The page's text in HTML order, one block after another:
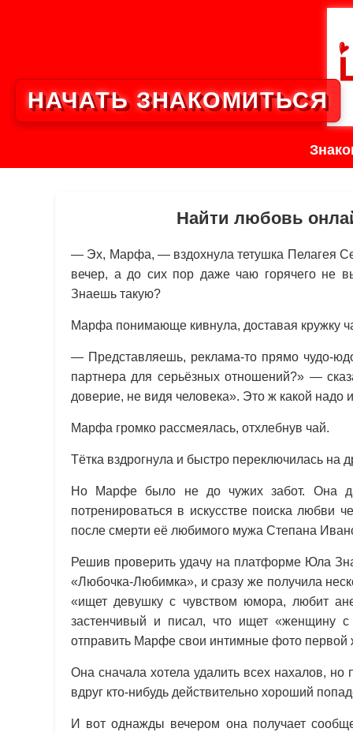
Найти любовь
— Эх, Марфа, — вздохнула тетушка Пелагея
вечер, а до сих пор даже чаю горячего не
Знаешь такую?
Марфа понимающе кивнула, доставая кружку
— Представляешь, реклама-то прямо чудо-
партнера для серьёзных отношений?» —
доверие, не видя человека». Это ж какой надо
Марфа громко рассмеялась, отхлебнув чай.
Тётка вздрогнула и быстро переключилась на
Но Марфе было не до чужих забот. Она
потренироваться в искусстве поиска любви
после смерти её любимого мужа Степана
Решив проверить удачу на платформе Юла
«Любочка-Любимка», и сразу же получила
«ищет девушку с чувством юмора, любит
застенчивый и писал, что ищет «женщину
отправить Марфе свои интимные фото
Она сначала хотела удалить всех нахалов,
вдруг кто-нибудь действительно хороший
И вот однажды вечером она получает
НАЧАТЬ ЗНАКОМИТЬСЯ